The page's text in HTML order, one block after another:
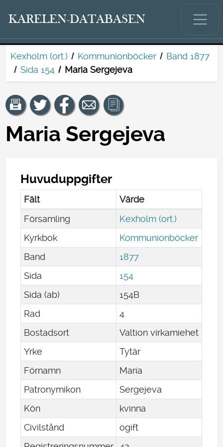
KARELEN-DATABASEN
Kexholm (ort.) Kommunionböcker
Band 1877
Sida 154
Maria Sergejeva
Maria Sergejeva
Huvuduppgifter
Fält
Värde
Församling
Kexholm (ort.)
Kyrkbok
Kommunionböcker
Band
1877
Sida
154
Sida (ab)
154B
Rad
4
Bostadsort
Valtion virkamiehet
Yrke
Tytär
Förnamn
Maria
Patronymikon
Sergejeva
Kön
kvinna
Civilstånd
ogift